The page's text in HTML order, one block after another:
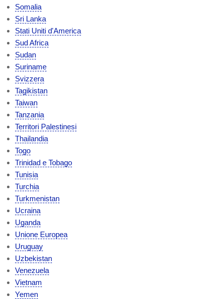
Somalia
Sri Lanka
Stati Uniti d'America
Sud Africa
Sudan
Suriname
Svizzera
Tagikistan
Taiwan
Tanzania
Territori Palestinesi
Thailandia
Togo
Trinidad e Tobago
Tunisia
Turchia
Turkmenistan
Ucraina
Uganda
Unione Europea
Uruguay
Uzbekistan
Venezuela
Vietnam
Yemen